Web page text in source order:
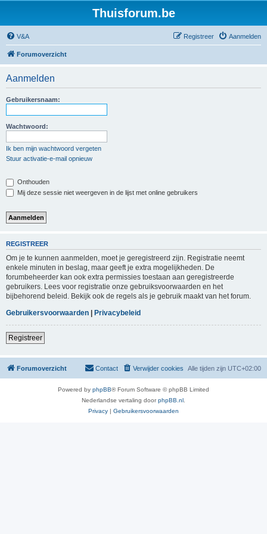
Thuisforum.be
V&A Aanmelden
Registreer
Forumoverzicht
Aanmelden
Gebruikersnaam:
Wachtwoord:
Ik ben mijn wachtwoord vergeten
Stuur activatie-e-mail opnieuw
Onthouden
Mij deze sessie niet weergeven in de lijst met online gebruikers
REGISTREER
Om je te kunnen aanmelden, moet je geregistreerd zijn. Registratie neemt
enkele minuten in beslag, maar geeft je extra mogelijkheden. De
forumbeheerder kan ook extra permissies toestaan aan geregistreerde
gebruikers. Lees voor registratie onze gebruiksvoorwaarden en het
bijbehorend beleid. Bekijk ook de regels als je gebruik maakt van het forum.
Gebruikersvoorwaarden | Privacybeleid
Registreer
Forumoverzicht Alle tijden zijn UTC+02:00
Verwijder cookies
Contact
Powered by phpBB® Forum Software © phpBB Limited
Nederlandse vertaling doorphpBB.nl
Privacy | Gebruikersvoorwaarden